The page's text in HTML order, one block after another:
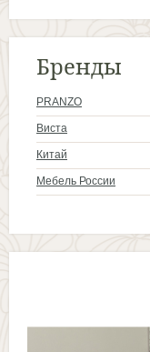
Бренды
PRANZO
Виста
Китай
Мебель России